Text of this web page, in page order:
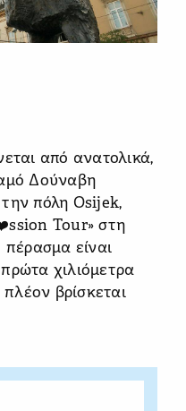
από ανατολικά,
Δούναβη
πόλη Osijek,
Tour» στη
είναι
χιλιόμετρα
πλέον βρίσκεται